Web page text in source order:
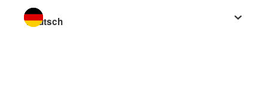
Sprache wechseln zu